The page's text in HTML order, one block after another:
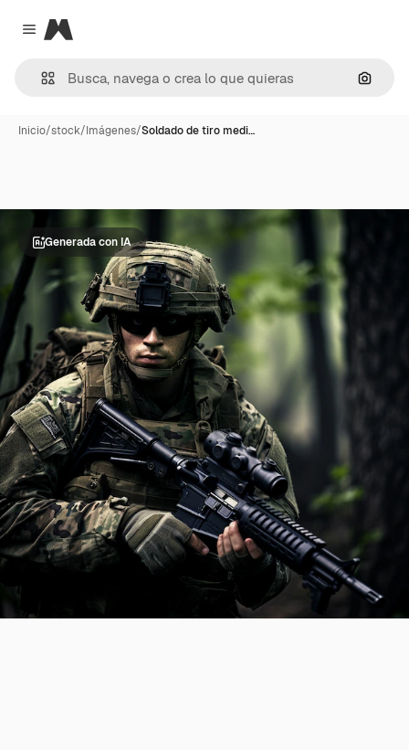
Close menu
Magnific
Inicio/stock/Imágenes/Soldado de tiro medi…
Generada con IA